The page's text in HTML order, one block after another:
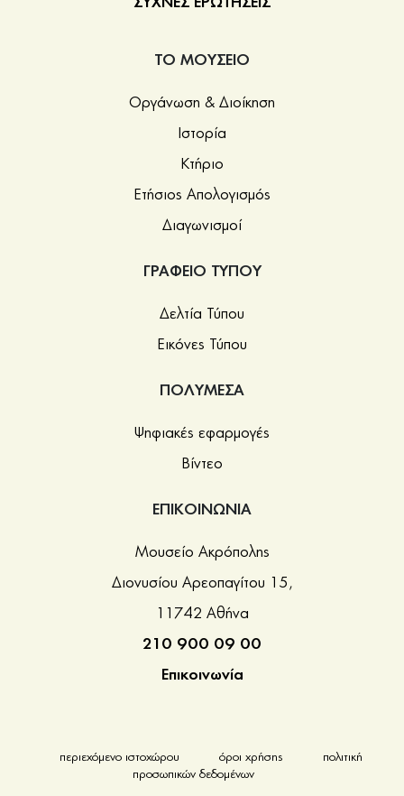
ΣΥΧΝΕΣ ΕΡΩΤΗΣΕΙΣ
ΤΟ ΜΟΥΣΕΙΟ
Οργάνωση & Διοίκηση
Ιστορία
Κτήριο
Ετήσιος Απολογισμός
Διαγωνισμοί
ΓΡΑΦΕΙΟ ΤΥΠΟΥ
Δελτία Τύπου
Εικόνες Τύπου
ΠΟΛΥΜΕΣΑ
Ψηφιακές εφαρμογές
Βίντεο
ΕΠΙΚΟΙΝΩΝΙΑ
Μουσείο Ακρόπολης
Διονυσίου Αρεοπαγίτου 15,
11742 Αθήνα
210 900 09 00
Επικοινωνία
περιεχόμενο ιστοχώρου όροι χρήσης
πολιτική
προσωπικών δεδομένων